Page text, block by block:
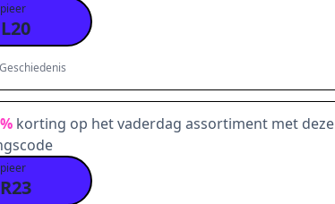
Geschiedenis
korting op het vaderdag assortiment met deze